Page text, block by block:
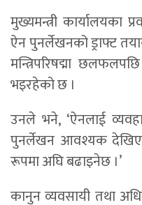
मुख्यमन्त्री कार्यालयका
ऐन पुनर्लेखनको ड्राफ्ट
मन्त्रिपरिषद्मा
भइरहेको छ ।
उनले भने, ‘ऐनलाई
पुनर्लेखन आवश्यक
रूपमा अघि बढाइनेछ ।’
कानुन व्यवसायी तथा